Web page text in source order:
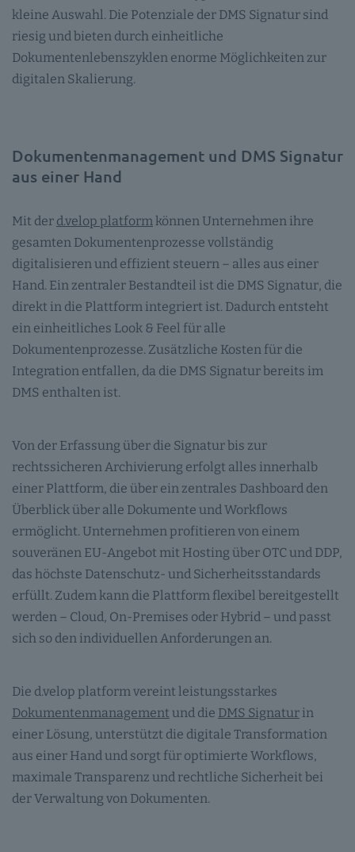
kleine Auswahl. Die Potenziale der DMS Signatur sind
riesig und bieten durch einheitliche
Dokumentenlebenszyklen enorme Möglichkeiten zur
digitalen Skalierung.
Dokumentenmanagement und DMS Signatur
aus einer Hand
Mit der d.velop platform können Unternehmen ihre
gesamten Dokumentenprozesse vollständig
digitalisieren und effizient steuern – alles aus einer
Hand. Ein zentraler Bestandteil ist die DMS Signatur, die
direkt in die Plattform integriert ist. Dadurch entsteht
ein einheitliches Look & Feel für alle
Dokumentenprozesse. Zusätzliche Kosten für die
Integration entfallen, da die DMS Signatur bereits im
DMS enthalten ist.
Von der Erfassung über die Signatur bis zur
rechtssicheren Archivierung erfolgt alles innerhalb
einer Plattform, die über ein zentrales Dashboard den
Überblick über alle Dokumente und Workflows
ermöglicht. Unternehmen profitieren von einem
souveränen EU-Angebot mit Hosting über OTC und DDP,
das höchste Datenschutz- und Sicherheitsstandards
erfüllt. Zudem kann die Plattform flexibel bereitgestellt
werden – Cloud, On-Premises oder Hybrid – und passt
sich so den individuellen Anforderungen an.
Die d.velop platform vereint leistungsstarkes
Dokumentenmanagement und die DMS Signatur in
einer Lösung, unterstützt die digitale Transformation
aus einer Hand und sorgt für optimierte Workflows,
maximale Transparenz und rechtliche Sicherheit bei
der Verwaltung von Dokumenten.